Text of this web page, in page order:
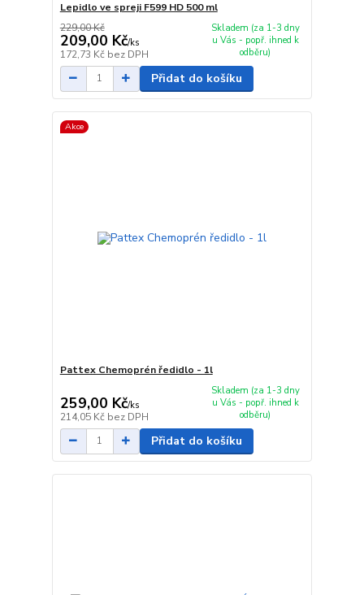
Lepidlo ve spreji F599 HD 500 ml
229,00 Kč
209,00 Kč/ks
172,73 Kč bez DPH
Skladem (za 1-3 dny
u Vás - popř. ihned k
odběru)
Přidat do košíku
Akce
Pattex Chemoprén ředidlo - 1l
259,00 Kč/ks
214,05 Kč bez DPH
Skladem (za 1-3 dny
u Vás - popř. ihned k
odběru)
Přidat do košíku